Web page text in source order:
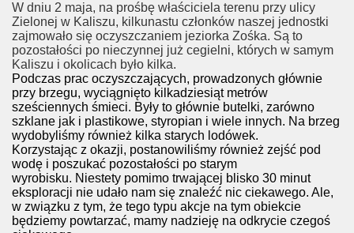
W dniu 2 maja, na prośbę właściciela terenu przy ulicy
Zielonej w Kaliszu, kilkunastu członków naszej jednostki
zajmowało się oczyszczaniem jeziorka Zośka. Są to
pozostałości po nieczynnej już cegielni, których w samym
Kaliszu i okolicach było kilka.
Podczas prac oczyszczających, prowadzonych głównie
przy brzegu, wyciągnięto kilkadziesiąt metrów
sześciennych śmieci. Były to głównie butelki, zarówno
szklane jak i plastikowe, styropian i wiele innych. Na brzeg
wydobyliśmy również kilka starych lodówek.
Korzystając z okazji, postanowiliśmy również zejść pod
wodę i poszukać pozostałości po starym
wyrobisku. Niestety pomimo trwającej blisko 30 minut
eksploracji nie udało nam się znaleźć nic ciekawego. Ale,
w związku z tym, że tego typu akcje na tym obiekcie
będziemy powtarzać, mamy nadzieję na odkrycie czegoś